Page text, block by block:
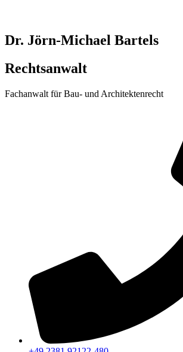
Dr. Jörn-Michael Bartels
Rechtsanwalt
Fachanwalt für Bau- und Architektenrecht